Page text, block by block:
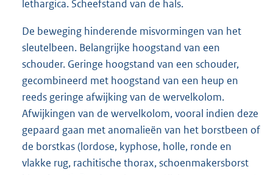
lethargica. Scheefstand van de hals.
De beweging hinderende misvormingen van het
sleutelbeen. Belangrijke hoogstand van een
schouder. Geringe hoogstand van een schouder,
gecombineerd met hoogstand van een heup en
reeds geringe afwijking van de wervelkolom.
Afwijkingen van de wervelkolom, vooral indien deze
gepaard gaan met anomalieën van het borstbeen of
de borstkas (lordose, kyphose, holle, ronde en
vlakke rug, rachitische thorax, schoenmakersborst